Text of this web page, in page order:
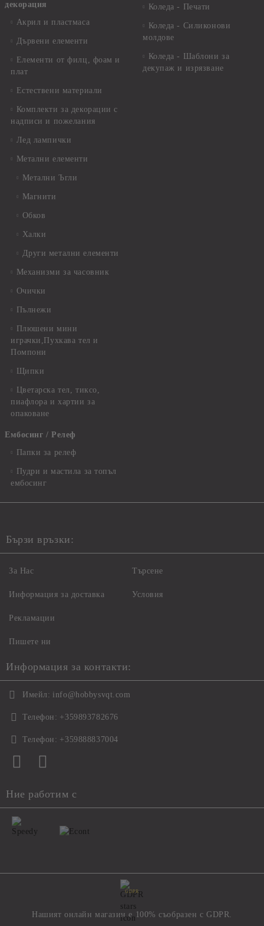
декорация
Акрил и пластмаса
Дървени елементи
Елементи от филц, фоам и
плат
Естествени материали
Комплекти за декорации с
надписи и пожелания
Лед лампички
Метални елементи
Метални Ъгли
Магнити
Обков
Халки
Други метални елементи
Механизми за часовник
Очички
Пълнежи
Плюшени мини
играчки,Пухкава тел и
Помпони
Щипки
Цветарска тел, тиксо,
пиафлора и хартии за
опаковане
Ембосинг / Релеф
Папки за релеф
Пудри и мастила за топъл
ембосинг
Коледа - Печати
Коледа - Силиконови
молдове
Коледа - Шаблони за
декупаж и изрязване
Бързи връзки:
За Нас
Информация за доставка
Рекламации
Пишете ни
Търсене
Условия
Информация за контакти:
Имейл: info@hobbysvqt.com
Телефон: +359893782676
Телефон: +359888837004
Ние работим с
GDPR
Нашият онлайн магазин е 100% съобразен с GDPR.